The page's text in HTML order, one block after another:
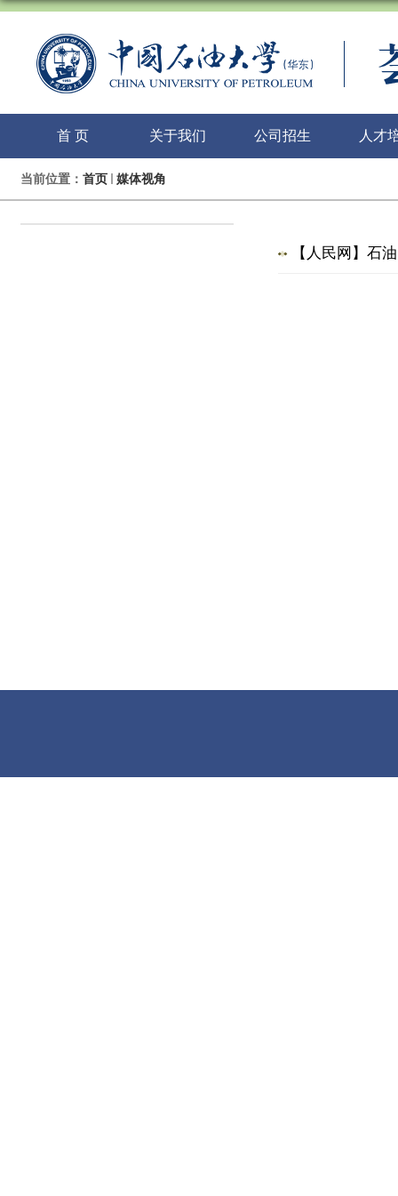
首 页 关于我们 公司招生 人才
当前位置： 首页 媒体视角
【人民网】石